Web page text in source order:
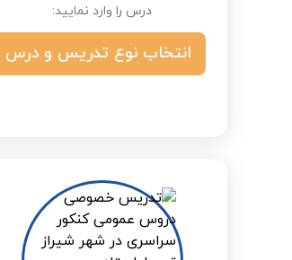
درس را وارد نمایید:
انتخاب نوع تدریس و درس